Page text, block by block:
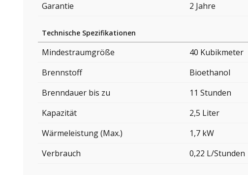
Garantie
2 Jahre
Technische Spezifikationen
Mindestraumgröße
40 Kubikmeter
Brennstoff
Bioethanol
Brenndauer bis zu
11 Stunden
Kapazität
2,5 Liter
Wärmeleistung (Max.)
1,7 kW
Verbrauch
0,22 L/Stunden